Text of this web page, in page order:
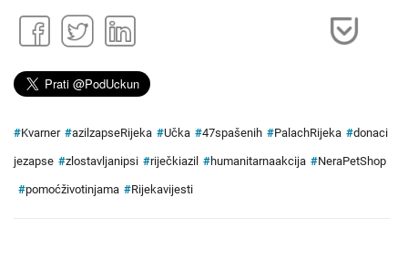
#Kvarner #azilzapseRijeka #Učka #47spašenih #PalachRijeka #donaci
jezapse #zlostavljanipsi #riječkiazil #humanitarnaakcija #NeraPetShop
#pomoćživotinjama #Rijekavijesti